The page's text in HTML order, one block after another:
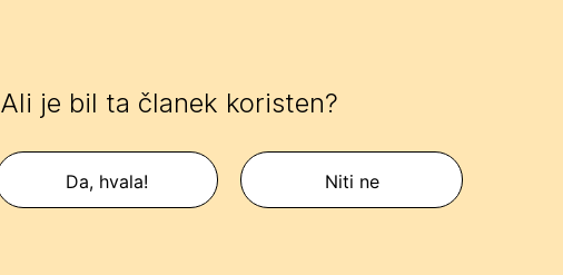
Ali je bil ta članek koristen?
Da, hvala! Niti ne